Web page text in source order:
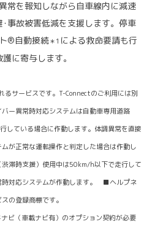
常を報知しながら自車線内に減速
事故被害低減を支援します。停車
®自動接続＊1 による救命要請も行
に寄与します。
サービスです。T-Connectのご利用には別
ー異常時対応システムは自動車専用道路
している場合に作動します。体調異常を直接
が正常な運転操作と判定した場合は作動し
滞時支援）使用中は50km/h以下で走行して
時対応システムが作動します。 ■ヘルプネ
の登録商標です。
ビ（車載ナビ有）のオプション契約が必要